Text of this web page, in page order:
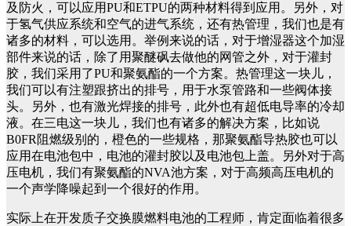
及防火，可以应用PU和ETPU的两种材料得到应用。另外，对
于氢气供应系统和空气的进气系统，还有热管理，我们也是有
诸多的材料，可以选用。举例来说的话，对于增湿器这个加湿
部件来说的话，除了用聚醚砜去做他的网管之外，对于灌封
胶，我们采用了PU和聚氨酯的一个方案。热管理这一块儿，
我们可以有注塑跟挤出的排号，用于水泵管路和一些阀体接
头。另外，也有激光焊接的排号，此外也有超低电导率的冷却
液。在三电这一块儿，我们也有诸多的解决方案，比如说
B0FR阻燃级别的，橙色的一些规格，那聚氨酯导热胶也可以
应用在电池包中，电池的灌封胶以及电池包上盖。另外对于高
压电机，我们有聚氨酯的NVA池方案，对于高频高压电机的
一个声学降噪起到一个很好的作用。
实际上在开发质子交换膜燃料电池的工程师，肯定面临着很多